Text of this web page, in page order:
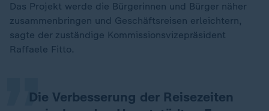
Das Projekt werde die Bürgerinnen und Bürger näher
zusammenbringen und Geschäftsreisen erleichtern,
sagte der zuständige Kommissionsvizepräsident
Raffaele Fitto.
Die Verbesserung der Reisezeiten
„